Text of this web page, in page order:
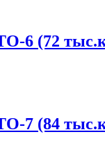
6 (72
7 (84